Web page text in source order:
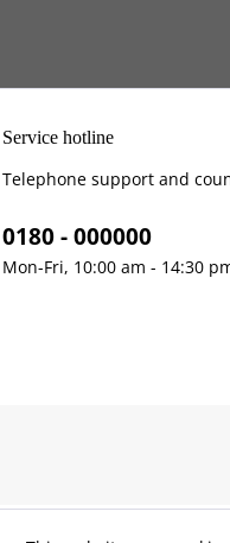
Service hotline
Telephone support and
0180 - 000000
Mon-Fri, 10:00 am - 14:30